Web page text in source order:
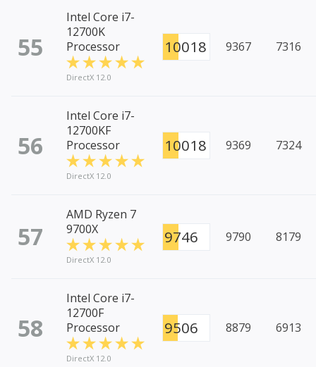
55
Intel Core i7-
12700K
Processor
DirectX 12.0
10018 9367 7316
56
Intel Core i7-
12700KF
Processor
DirectX 12.0
10018 9369 7324
57
AMD Ryzen 7
9700X
DirectX 12.0
9746 9790 8179
58
Intel Core i7-
12700F
Processor
DirectX 12.0
9506 8879 6913